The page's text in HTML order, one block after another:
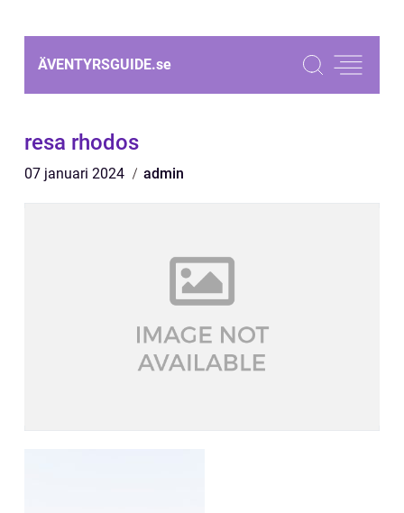
ÄVENTYRSGUIDE.se
resa rhodos
07 januari 2024 admin